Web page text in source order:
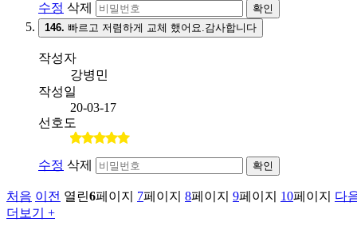
수정 삭제
확인
146. 빠르고 저렴하게 교체 했어요.감사합니다
작성자
강병민
작성일
20-03-17
선호도
수정 삭제 확인
처음 이전 열린6페이지 7페이지 8페이지 9페이지 10페이지
다
더보기 +